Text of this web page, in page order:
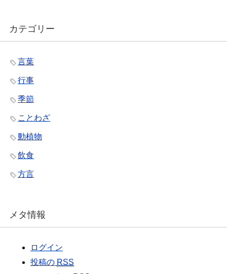
カテゴリー
言葉
行事
季節
ことわざ
動植物
飲食
方言
メタ情報
ログイン
投稿の RSS